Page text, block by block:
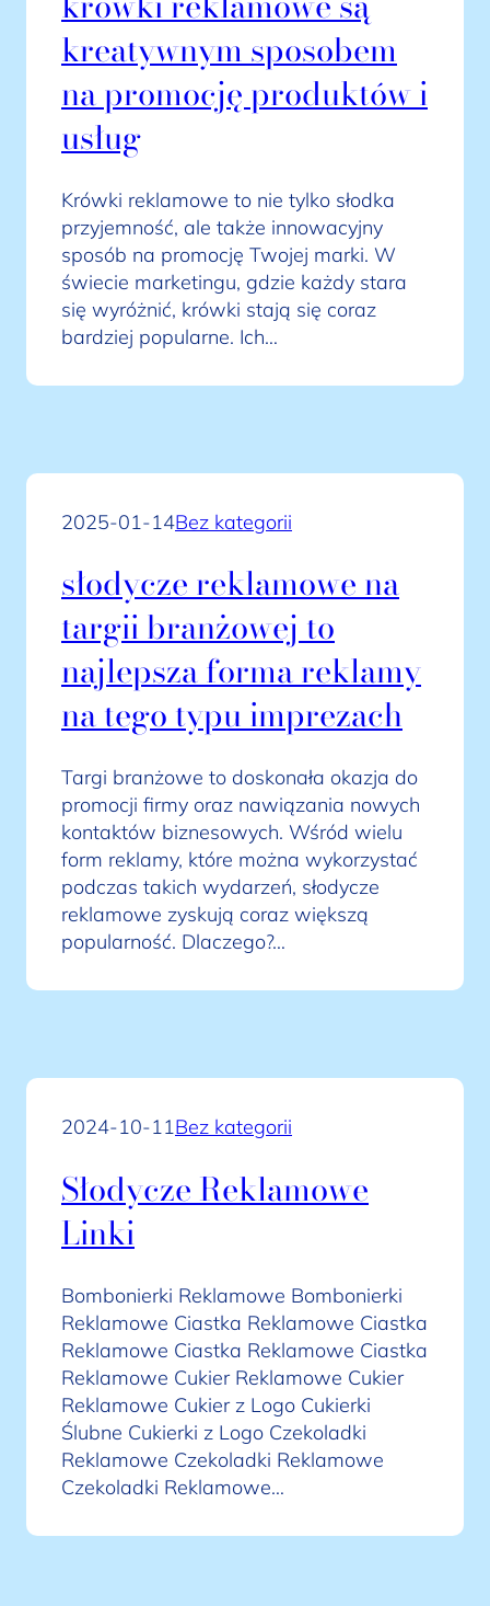
kreatywnym sposobem
na promocję produktów i
usług
Krówki reklamowe to nie tylko słodka
przyjemność, ale także innowacyjny
sposób na promocję Twojej marki. W
świecie marketingu, gdzie każdy stara
się wyróżnić, krówki stają się coraz
bardziej popularne. Ich…
2025-01-14Bez kategorii
słodycze reklamowe na
targii branżowej to
najlepsza forma reklamy
na tego typu imprezach
Targi branżowe to doskonała okazja do
promocji firmy oraz nawiązania nowych
kontaktów biznesowych. Wśród wielu
form reklamy, które można wykorzystać
podczas takich wydarzeń, słodycze
reklamowe zyskują coraz większą
popularność. Dlaczego?…
2024-10-11Bez kategorii
Słodycze Reklamowe
Linki
Bombonierki Reklamowe Bombonierki
Reklamowe Ciastka Reklamowe Ciastka
Reklamowe Ciastka Reklamowe Ciastka
Reklamowe Cukier Reklamowe Cukier
Reklamowe Cukier z Logo Cukierki
Ślubne Cukierki z Logo Czekoladki
Reklamowe Czekoladki Reklamowe
Czekoladki Reklamowe…